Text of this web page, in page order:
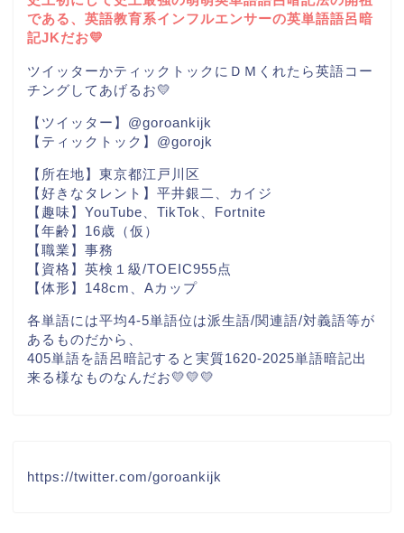
である、英語教育系インフルエンサーの英単語語呂暗
記JKだお💛
ツイッターかティックトックにＤＭくれたら英語コー
チングしてあげるお💛
【ツイッター】@goroankijk
【ティックトック】@gorojk
【所在地】東京都江戸川区
【好きなタレント】平井銀二、カイジ
【趣味】YouTube、TikTok、Fortnite
【年齢】16歳（仮）
【職業】事務
【資格】英検１級/TOEIC955点
【体形】148cm、Aカップ
各単語には平均4-5単語位は派生語/関連語/対義語等が
あるものだから、
405単語を語呂暗記すると実質1620-2025単語暗記出
来る様なものなんだお💛💛💛
https://twitter.com/goroankijk